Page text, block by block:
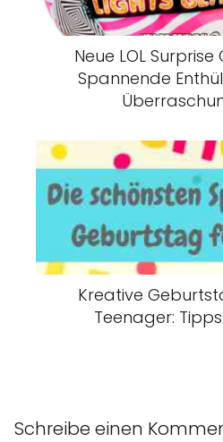
Neue LOL Surprise
Spannende
Kreative
Teenager:
Schreibe einen